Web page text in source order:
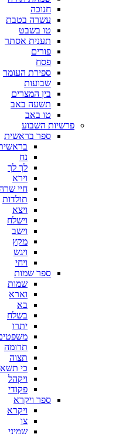
חנוכה
עשרה בטבת
טו בשבט
תענית אסתר
פורים
פסח
ספירת העומר
שבועות
בין המצרים
תשעה באב
טו באב
פרשיות השבוע
ספר בראשית
נח
לך לך
וירא
חיי
תולדות
ויצא
וישלח
וישב
מקץ
ויגש
ויחי
ספר שמות
שמות
וארא
בא
בשלח
יתרו
תרומה
תצוה
כי תשא
ויקהל
פקודי
ספר ויקרא
ויקרא
צו
שמיני